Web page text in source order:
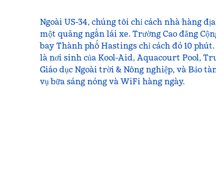
Ngoài US-34, chúng tôi chỉ cách nhà hàng
một quãng ngắn lái xe. Trường Cao đẳng
bay Thành phố Hastings chỉ cách đó 10
là nơi sinh của Kool-Aid, Aquacourt Pool,
Giáo dục Ngoài trời & Nông nghiệp, và Bảo
vụ bữa sáng nóng và WiFi hàng ngày.